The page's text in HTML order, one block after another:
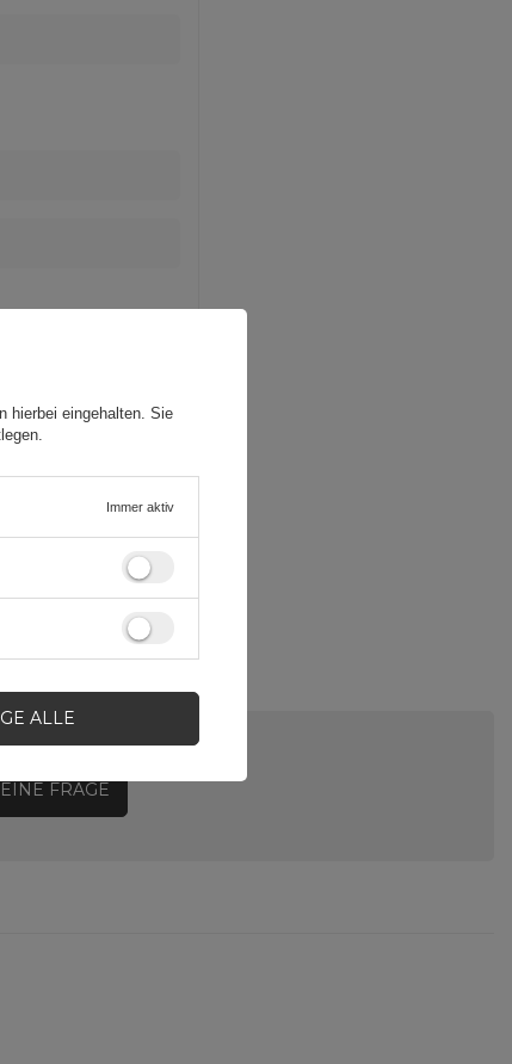
FRAGE
hierbei eingehalten. Sie
Immer aktiv
ALLE